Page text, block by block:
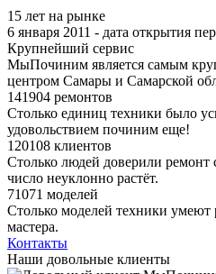
15 лет на рынке
6 января 2011 - дата открытия
Крупнейший сервис
МыПочиним является самым
центром Самары и Самарской
141904 ремонтов
Столько единиц техники было
удовольствием починим еще!
120108 клиентов
Столько людей доверили ремонт
число неуклонно растёт.
71071 моделей
Столько моделей техники умеют
мастера.
Контакты
Наши довольные клиенты